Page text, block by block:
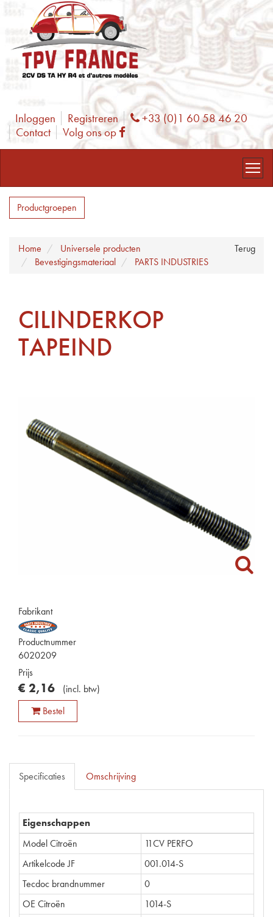
Inloggen Registreren Phone
+33 (0)1 60 58 46 20
Contact
Volg ons op Facebook
Productgroepen
Terug
Home
Universele producten
Bevestigingsmateriaal
PARTS INDUSTRIES
CILINDERKOP
TAPEIND
Fabrikant
Productnummer
6020209
Prijs
€ 2,16 (incl. btw)
Bestel
Specificaties Omschrijving
Eigenschappen
Model Citroën
11CV PERFO
Artikelcode JF
001.014-S
Tecdoc brandnummer
0
OE Citroën
1014-S